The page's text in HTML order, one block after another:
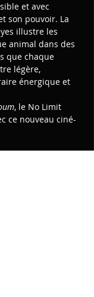
et avec
son pouvoir. La
illustre les
animal dans des
que chaque
légère,
énergique et
, le No Limit
ce nouveau ciné-